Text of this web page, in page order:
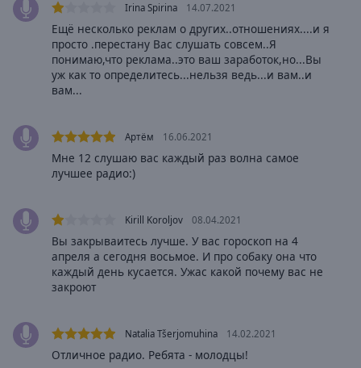
selected
captions
settings
captions
settings
dialog
captions
selected
Fullscreen
This
Irina Spirina 14.07.2021
Ещё несколько реклам о других..отношениях....и я
просто .перестану Вас слушать совсем..Я
понимаю,что реклама..это ваш заработок,но...Вы
уж как то определитесь...нельзя ведь...и вам..и
вам...
Артём 16.06.2021
Мне 12 слушаю вас каждый раз волна самое
лучшее радио:)
Kirill Koroljov 08.04.2021
Вы закрываитесь лучше. У вас гороскоп на 4
апреля а сегодня восьмое. И про собаку она что
каждый день кусается. Ужас какой почему вас не
закроют
Natalia Tšerjomuhina 14.02.2021
Отличное радио. Ребята - молодцы!